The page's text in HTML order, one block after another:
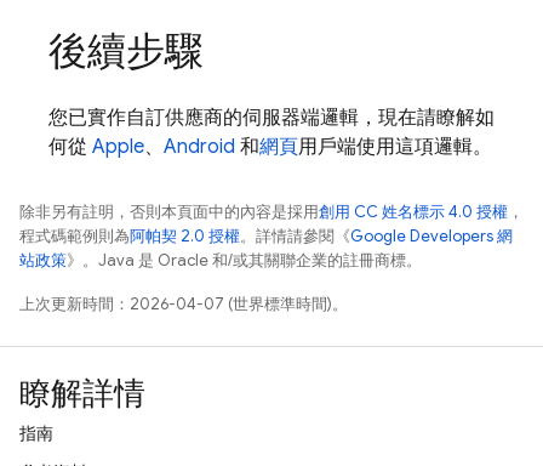
後續步驟
您已實作自訂供應商的伺服器端邏輯，現在請瞭解如
何從 Apple、 Android 和網頁用戶端使用這項邏輯。
除非另有註明，否則本頁面中的內容是採用創用 CC 姓名標示 4.0 授權 ，
程式碼範例則為阿帕契 2.0 授權。詳情請參閱《Google Developers 網
站政策》。Java 是 Oracle 和/或其關聯企業的註冊商標。
上次更新時間：2026-04-07 (世界標準時間)。
瞭解詳情
指南